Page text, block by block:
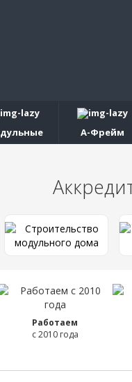
А-Фрейм
Работаем
с 2010 года